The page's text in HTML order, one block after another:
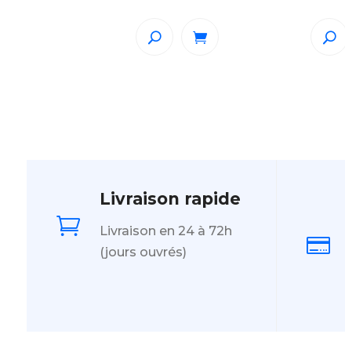

Livraison rapide
Livraison en 24 à 72h
(jours ouvrés)
